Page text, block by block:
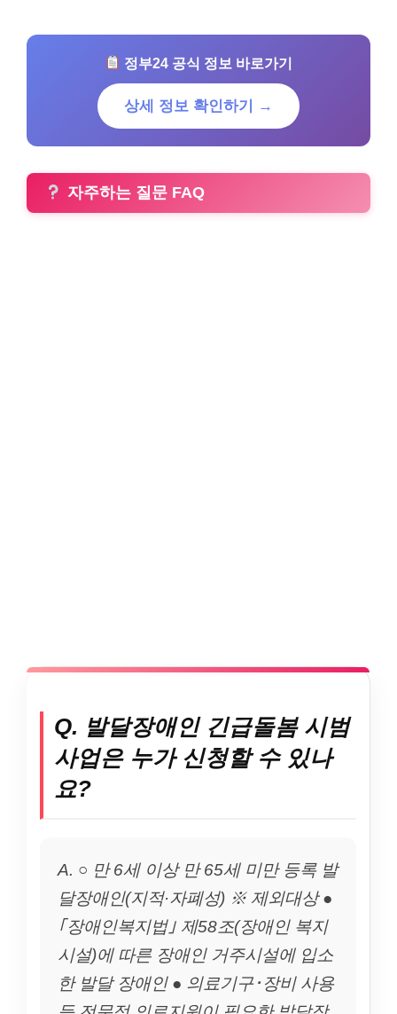
정부24 공식 정보 바로가기
상세 정보 확인하기 →
자주하는 질문 FAQ
Q. 발달장애인 긴급돌봄 시범
사업은 누가 신청할 수 있나
요?
A. ○ 만 6세 이상 만 65세 미만 등록 발
달장애인(지적·자폐성) ※ 제외대상 ●
｢장애인복지법｣ 제58조(장애인 복지
시설)에 따른 장애인 거주시설에 입소
한 발달 장애인 ● 의료기구･장비 사용